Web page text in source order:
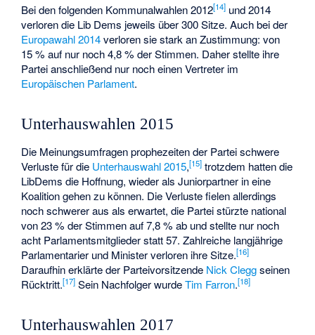
Bei den folgenden Kommunalwahlen 2012[14] und 2014
verloren die Lib Dems jeweils über 300 Sitze. Auch bei der
Europawahl 2014verloren sie stark an Zustimmung: von
15 % auf nur noch 4,8 % der Stimmen. Daher stellte ihre
Partei anschließend nur noch einen Vertreter im
Europäischen Parlament.
Unterhauswahlen 2015
Die Meinungsumfragen prophezeiten der Partei schwere
Verluste für die Unterhauswahl 2015,[15] trotzdem hatten die
LibDems die Hoffnung, wieder als Juniorpartner in eine
Koalition gehen zu können. Die Verluste fielen allerdings
noch schwerer aus als erwartet, die Partei stürzte national
von 23 % der Stimmen auf 7,8 % ab und stellte nur noch
acht Parlamentsmitglieder statt 57. Zahlreiche langjährige
Parlamentarier und Minister verloren ihre Sitze.[16]
Daraufhin erklärte der Parteivorsitzende Nick Cleggseinen
Rücktritt.[17] Sein Nachfolger wurdeTim Farron.[18]
Unterhauswahlen 2017